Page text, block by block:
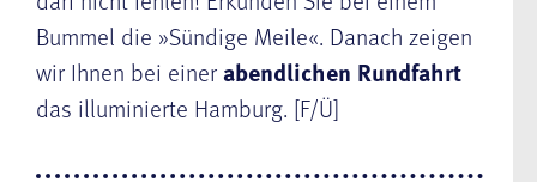
Bummel die »Sündige Meile«. Danach zeigen
wir Ihnen bei einerabendlichen Rundfahrt
das illuminierte Hamburg. [F/Ü]